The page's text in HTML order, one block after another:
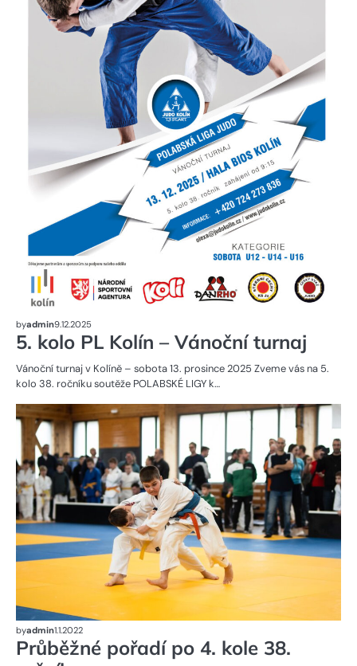
byadmin9.12.2025
5. kolo PL Kolín – Vánoční turnaj
Vánoční turnaj v Kolíně – sobota 13. prosince 2025 Zveme vás na 5.
kolo 38. ročníku soutěže POLABSKÉ LIGY k…
byadmin1.1.2022
Průběžné pořadí po 4. kole 38.